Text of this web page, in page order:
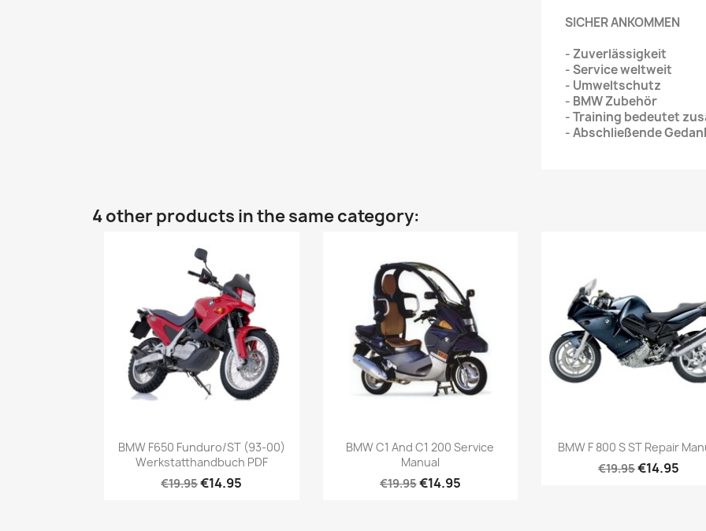
SICHER ANKOMMEN
- Zuverlässigkeit
- Service weltweit
- Umweltschutz
- BMW Zubehör
- Training bedeutet
- Abschließende
4 other products in the same category:
BMW F650 Funduro/ST (93-00)
Werkstatthandbuch PDF
€19.95€14.95
BMW C1 And C1 200 Service
Manual
€19.95€14.95
BMW F 800 S ST Repair
€19.95€14.95